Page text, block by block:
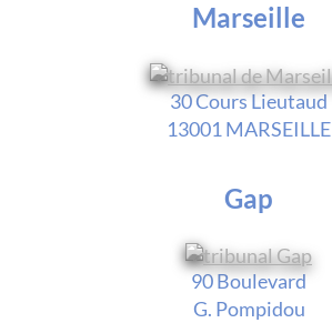
Marseille
30 Cours Lieutaud
13001 MARSEILLE
Gap
90 Boulevard
G. Pompidou